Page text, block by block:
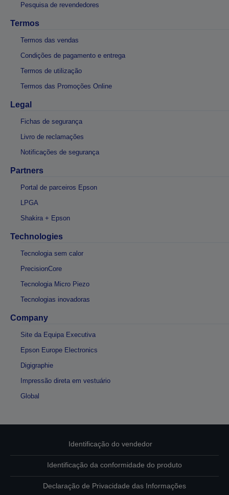
Pesquisa de revendedores
Termos
Termos das vendas
Condições de pagamento e entrega
Termos de utilização
Termos das Promoções Online
Legal
Fichas de segurança
Livro de reclamações
Notificações de segurança
Partners
Portal de parceiros Epson
LPGA
Shakira + Epson
Technologies
Tecnologia sem calor
PrecisionCore
Tecnologia Micro Piezo
Tecnologias inovadoras
Company
Site da Equipa Executiva
Epson Europe Electronics
Digigraphie
Impressão direta em vestuário
Global
Identificação do vendedor
Identificação da conformidade do produto
Declaração de Privacidade das Informações